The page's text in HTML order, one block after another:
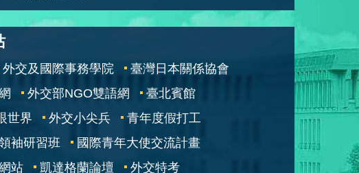
外交及國際事務學院
臺灣日本關係協會
外交部NGO雙語網
臺北賓館
世界
外交小尖兵
青年度假打工
袖研習班
國際青年大使交流計畫
站
凱達格蘭論壇 外交特考